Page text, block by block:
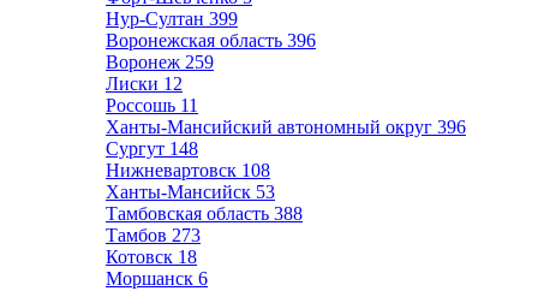
Нур-Султан 399
Воронежская область 396
Воронеж 259
Лиски 12
Россошь 11
Ханты-Мансийский автономный округ 396
Сургут 148
Нижневартовск 108
Ханты-Мансийск 53
Тамбовская область 388
Тамбов 273
Котовск 18
Моршанск 6